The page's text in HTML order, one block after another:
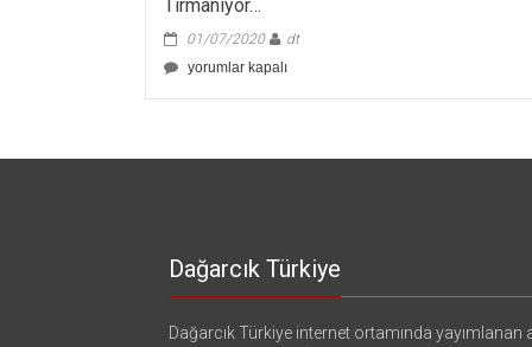
Tırmanıyor…
01/07/2020
dt
İktidarın
için
yorumlar kapalı
Dağarcık Türkiye
Dağarcık Türkiye internet ortamında yayımlanan